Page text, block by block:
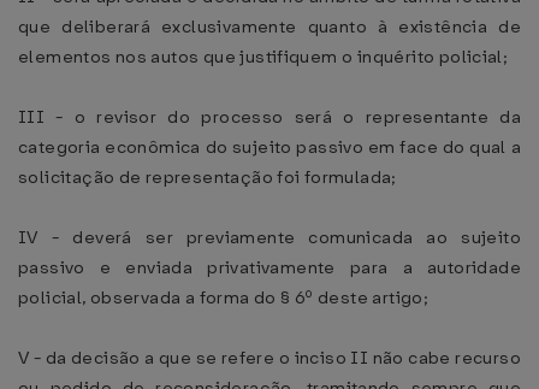
que deliberará exclusivamente quanto à existência de
elementos nos autos que justifiquem o inquérito policial;
III - o revisor do processo será o representante da
categoria econômica do sujeito passivo em face do qual a
solicitação de representação foi formulada;
IV - deverá ser previamente comunicada ao sujeito
passivo e enviada privativamente para a autoridade
policial, observada a forma do § 6º deste artigo;
V - da decisão a que se refere o inciso II não cabe recurso